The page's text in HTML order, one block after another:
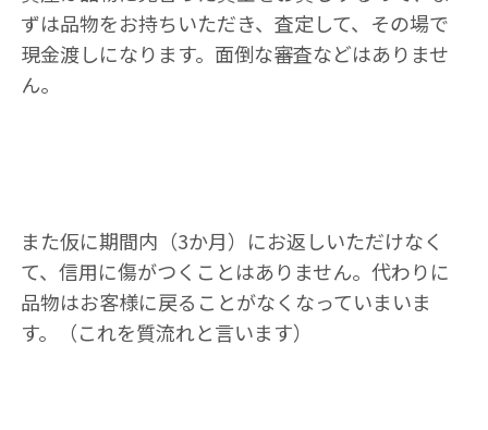
ずは品物をお持ちいただき、査定して、その場で
現金渡しになります。面倒な審査などはありませ
ん。
また仮に期間内（3か月）にお返しいただけなく
て、信用に傷がつくことはありません。代わりに
品物はお客様に戻ることがなくなっていまいま
す。（これを質流れと言います）